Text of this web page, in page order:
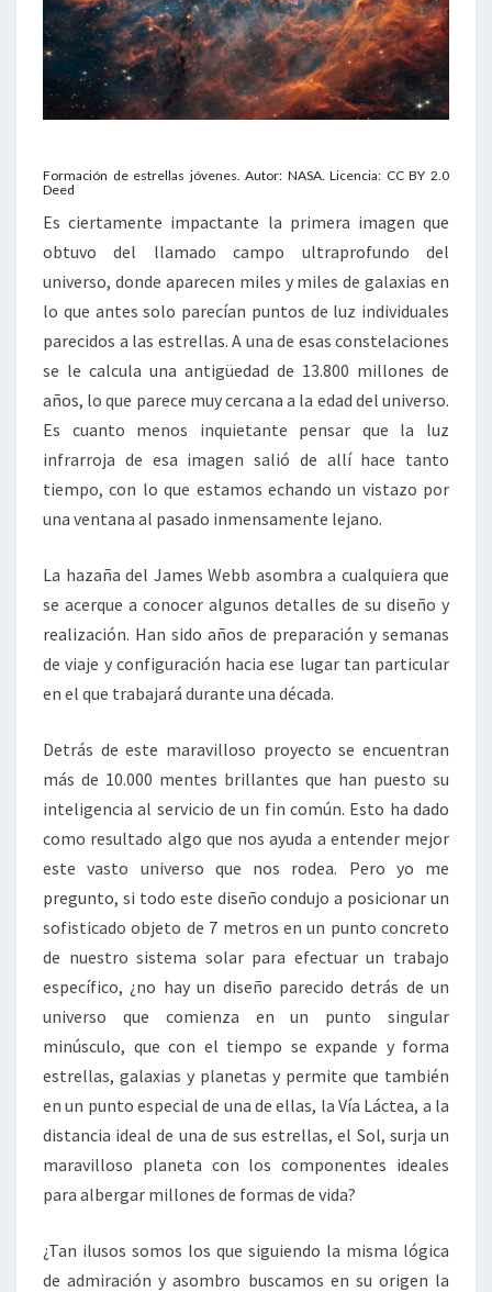
Formación de estrellas jóvenes. Autor: NASA. Licencia: CC BY 2.0
Deed
Es ciertamente impactante la primera imagen que
obtuvo del llamado campo ultraprofundo del
universo, donde aparecen miles y miles de galaxias en
lo que antes solo parecían puntos de luz individuales
parecidos a las estrellas. A una de esas constelaciones
se le calcula una antigüedad de 13.800 millones de
años, lo que parece muy cercana a la edad del universo.
Es cuanto menos inquietante pensar que la luz
infrarroja de esa imagen salió de allí hace tanto
tiempo, con lo que estamos echando un vistazo por
una ventana al pasado inmensamente lejano.
La hazaña del James Webb asombra a cualquiera que
se acerque a conocer algunos detalles de su diseño y
realización. Han sido años de preparación y semanas
de viaje y configuración hacia ese lugar tan particular
en el que trabajará durante una década.
Detrás de este maravilloso proyecto se encuentran
más de 10.000 mentes brillantes que han puesto su
inteligencia al servicio de un fin común. Esto ha dado
como resultado algo que nos ayuda a entender mejor
este vasto universo que nos rodea. Pero yo me
pregunto, si todo este diseño condujo a posicionar un
sofisticado objeto de 7 metros en un punto concreto
de nuestro sistema solar para efectuar un trabajo
específico, ¿no hay un diseño parecido detrás de un
universo que comienza en un punto singular
minúsculo, que con el tiempo se expande y forma
estrellas, galaxias y planetas y permite que también
en un punto especial de una de ellas, la Vía Láctea, a la
distancia ideal de una de sus estrellas, el Sol, surja un
maravilloso planeta con los componentes ideales
para albergar millones de formas de vida?
¿Tan ilusos somos los que siguiendo la misma lógica
de admiración y asombro buscamos en su origen la